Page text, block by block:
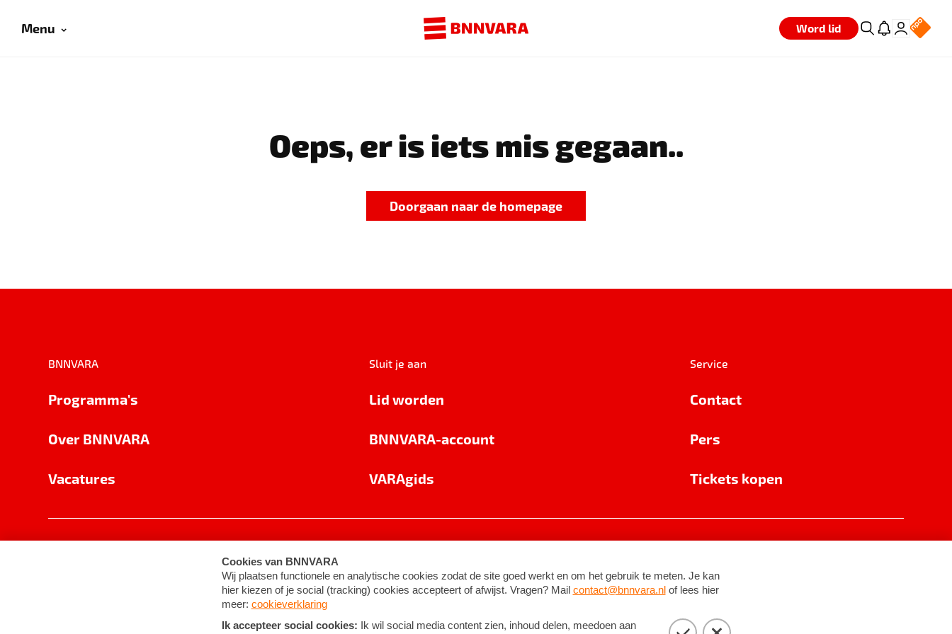
Menu Word lid
Oeps, er is iets mis gegaan..
Doorgaan naar de homepage
BNNVARA
Programma's
Over BNNVARA
Vacatures
Sluit je aan
Lid worden
BNNVARA-account
VARAgids
Service
Contact
Pers
Tickets kopen
Cookie-instellingen Algemene voorwaarden ©2026BNNVARA